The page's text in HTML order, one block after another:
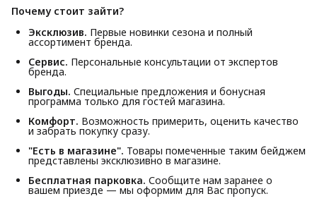
Почему стоит зайти?
Эксклюзив. Первые новинки сезона и полный
ассортимент бренда.
Сервис. Персональные консультации от экспертов
бренда.
Выгоды. Специальные предложения и бонусная
программа только для гостей магазина.
Комфорт. Возможность примерить, оценить качество
и забрать покупку сразу.
"Есть в магазине". Товары помеченные таким бейджем
представлены эксклюзивно в магазине.
Бесплатная парковка. Сообщите нам заранее о
вашем приезде — мы оформим для Вас пропуск.